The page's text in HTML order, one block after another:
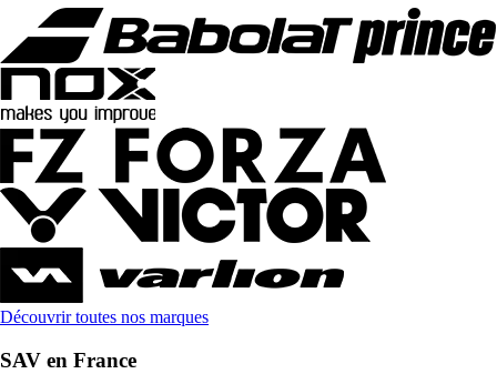
Découvrir toutes nos marques
SAV en France